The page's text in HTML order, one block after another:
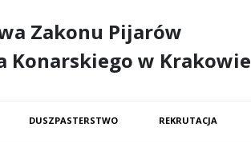
Zakonu Pijarów
Konarskiego w Krakowie
DUSZPASTERSTWO REKRUTACJA